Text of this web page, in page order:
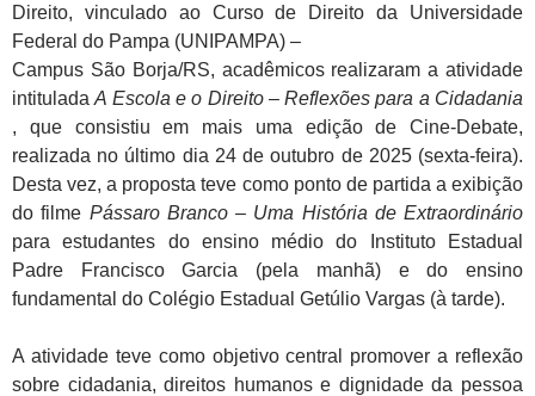
Direito, vinculado ao Curso de Direito da Universidade
Federal do Pampa (UNIPAMPA) –
Campus São Borja/RS, acadêmicos realizaram a atividade
intituladaA Escola e o Direito – Reflexões para a Cidadania
, que consistiu em mais uma edição de Cine-Debate,
realizada no último dia 24 de outubro de 2025 (sexta-feira).
Desta vez, a proposta teve como ponto de partida a exibição
do filme Pássaro Branco – Uma História de Extraordinário
para estudantes do ensino médio do Instituto Estadual
Padre Francisco Garcia (pela manhã) e do ensino
fundamental do Colégio Estadual Getúlio Vargas (à tarde).
A atividade teve como objetivo central promover a reflexão
sobre cidadania, direitos humanos e dignidade da pessoa